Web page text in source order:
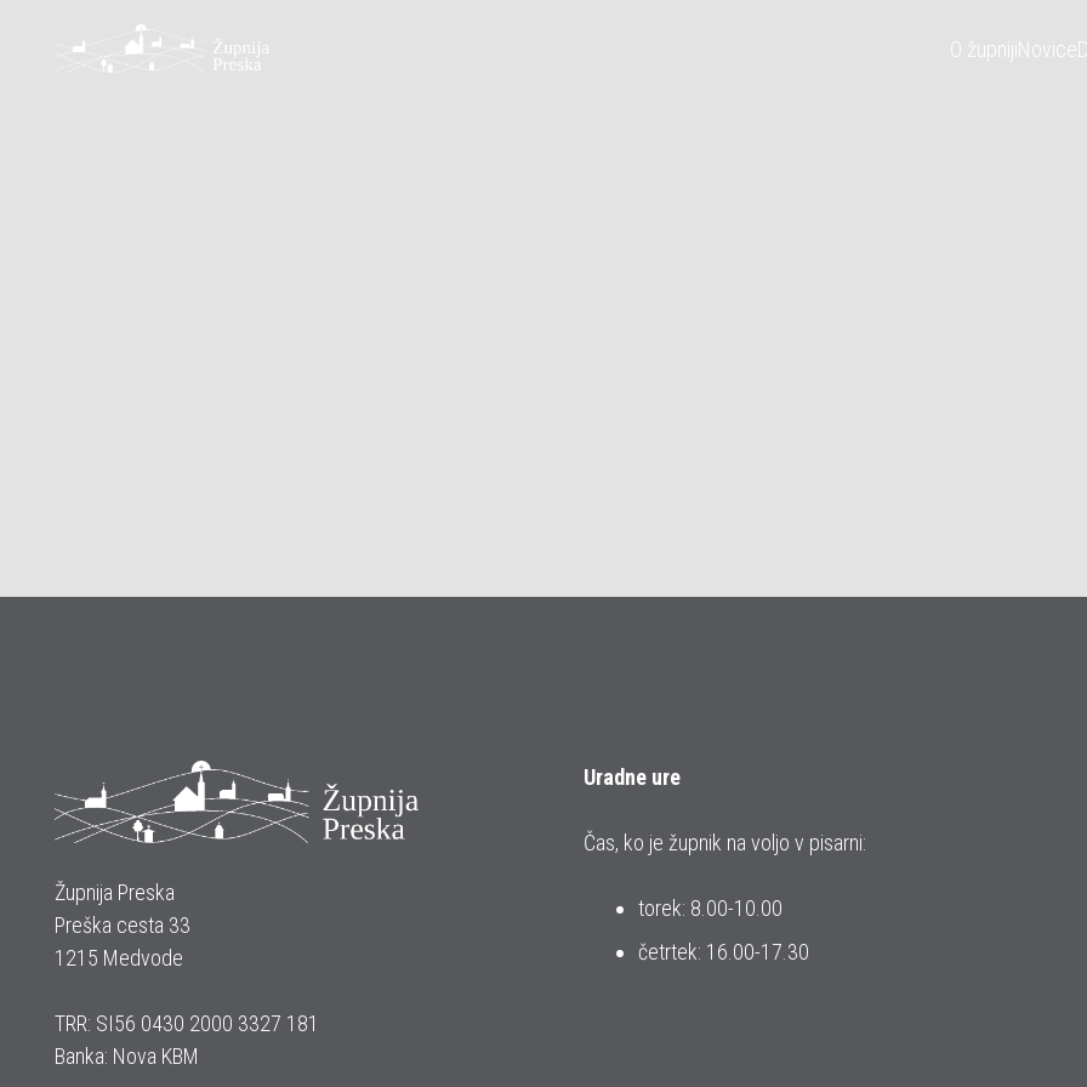
O župnijiNovice
Župnija Preska
Preška cesta 33
1215 Medvode
TRR: SI56 0430 2000 3327 181
Banka: Nova KBM
Uradne ure
Čas, ko je župnik na voljo v pisarni:
torek: 8.00-10.00
četrtek: 16.00-17.30